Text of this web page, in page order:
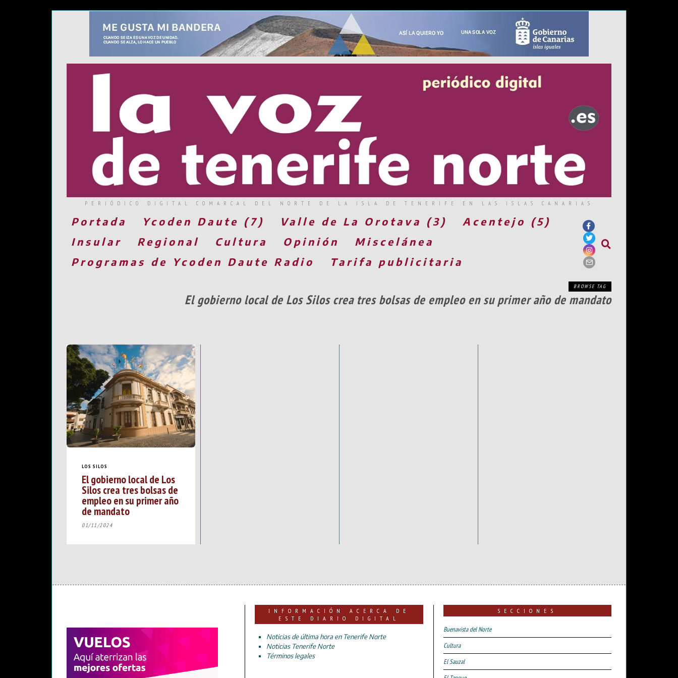
PERIÓDICO DIGITAL COMARCAL DEL NORTE DE LA ISLA DE TENERIFE EN LAS ISLAS CANARIAS
Portada Ycoden Daute (7) Valle de La Orotava (3)
Acentejo (5)
Insular
Regional Cultura Opinión
Miscelánea
Programas de Ycoden Daute Radio
Tarifa publicitaria
BROWSE TAG
El gobierno local de Los Silos crea tres bolsas de empleo en su primer año de mandato
LOS SILOS
El gobierno local de Los
Silos crea tres bolsas de
empleo en su primer año
de mandato
01/11/2024
INFORMACIÓN ACERCA DE
ESTE DIARIO DIGITAL
Noticias de última hora en Tenerife Norte
Noticias Tenerife Norte
Términos legales
SECCIONES
Buenavista del Norte
Cultura
El Sauzal